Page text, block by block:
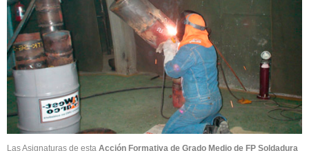
Las Asignaturas de esta Acción Formativa de Grado Medio de FP Soldadura